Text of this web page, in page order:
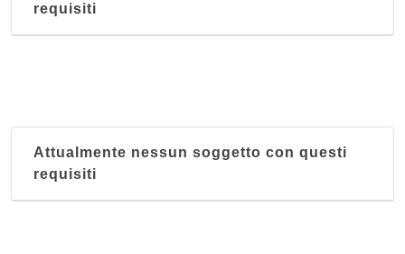
requisiti
Attualmente nessun soggetto con questi
requisiti